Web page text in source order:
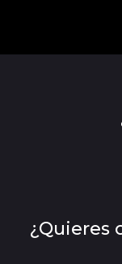
¿Quieres